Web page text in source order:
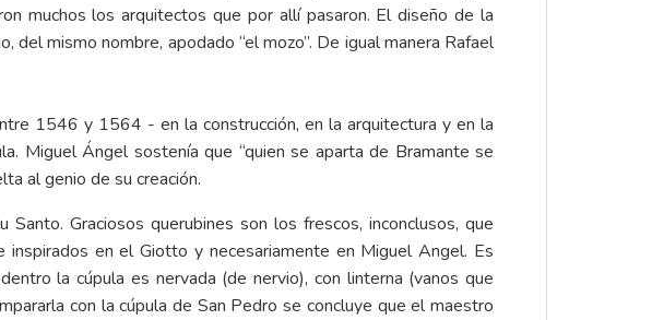
muchos los arquitectos que por allí pasaron. El diseño de la
mismo nombre, apodado “el mozo”. De igual manera Rafael
1546 y 1564 - en la construcción, en la arquitectura y en la
Miguel Ángel sostenía que “quien se aparta de Bramante se
al genio de su creación.
Graciosos querubines son los frescos, inconclusos, que
en el Giotto y necesariamente en Miguel Angel. Es
la cúpula es nervada (de nervio), con linterna (vanos que
con la cúpula de San Pedro se concluye que el maestro